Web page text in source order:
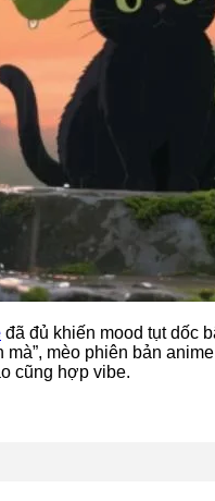
đã đủ khiến mood tụt dốc
mèo phiên bản
cũng hợp vibe.